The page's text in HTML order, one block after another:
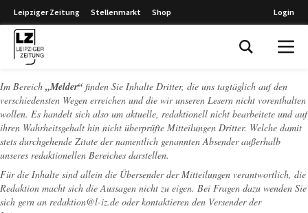
Leipziger Zeitung Stellenmarkt Shop Login
Im Bereich „Melder“ finden Sie Inhalte Dritter, die uns tagtäglich auf den
verschiedensten Wegen erreichen und die wir unseren Lesern nicht vorenthalten
wollen. Es handelt sich also um aktuelle, redaktionell nicht bearbeitete und auf
ihren Wahrheitsgehalt hin nicht überprüfte Mitteilungen Dritter. Welche damit
stets durchgehende Zitate der namentlich genannten Absender außerhalb
unseres redaktionellen Bereiches darstellen.
Für die Inhalte sind allein die Übersender der Mitteilungen verantwortlich, die
Redaktion macht sich die Aussagen nicht zu eigen. Bei Fragen dazu wenden Sie
sich gern an redaktion@l-iz.de oder kontaktieren den Versender der